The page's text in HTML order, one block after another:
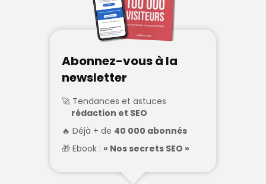
Abonnez-vous à la
newsletter
Tendances et astuces
rédaction et SEO
Déjà + de 40 000 abonnés
Ebook : « Nos secrets SEO »